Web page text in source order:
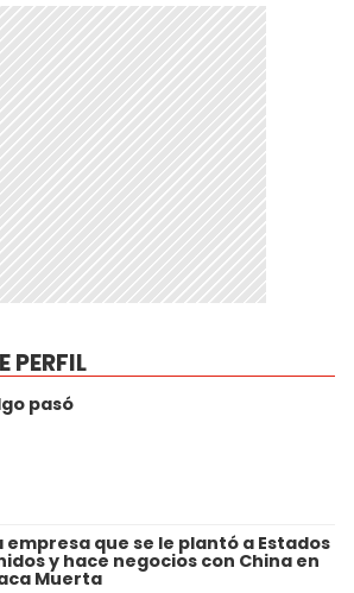
PERFIL
pasó
empresa que se le plantó a Estados
y hace negocios con China en
Muerta